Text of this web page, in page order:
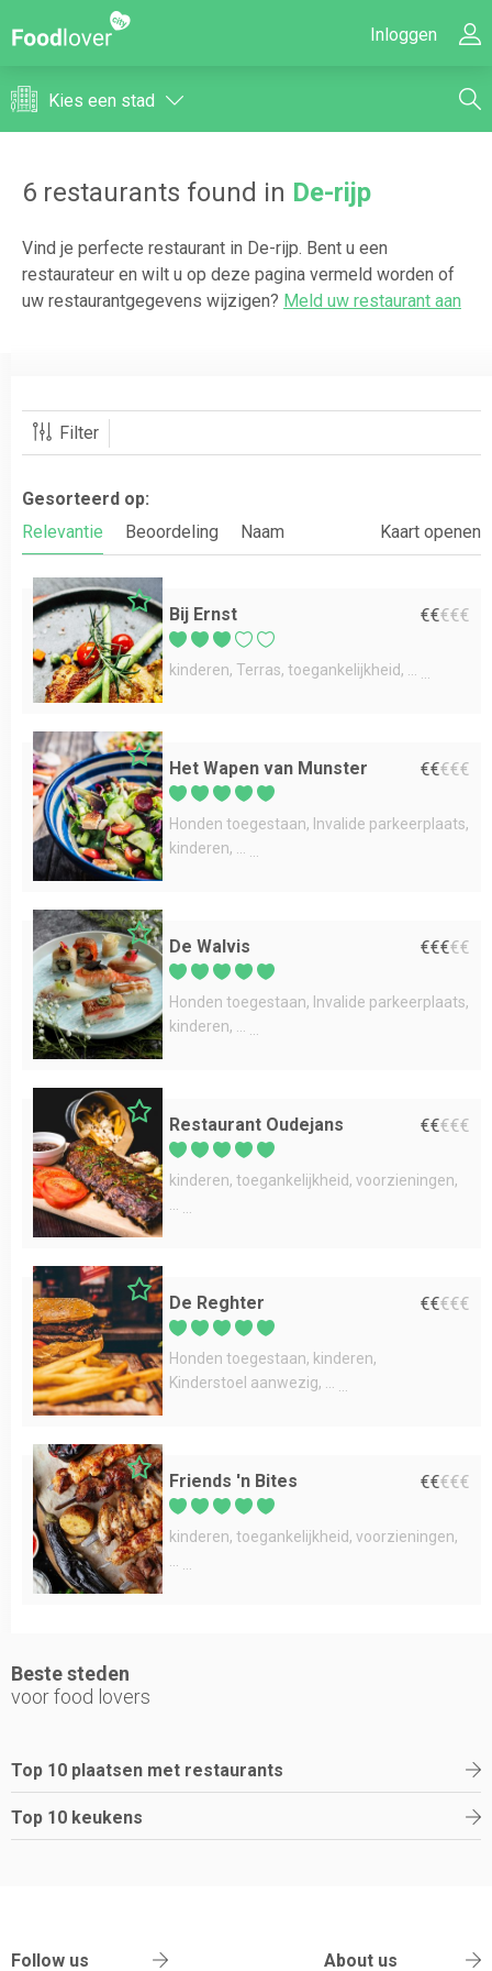
Inloggen
Kies een stad
6 restaurants found in De-rijp
Vind je perfecte restaurant in De-rijp. Bent u een
restaurateur en wilt u op deze pagina vermeld worden of
uw restaurantgegevens wijzigen? Meld uw restaurant aan
Filter
Gesorteerd op:
Relevantie
Beoordeling Naam Kaart openen
Bij Ernst €€€€€
kinderen Terras toegankelijkheid
Het Wapen van Munster €€€€€
Honden toegestaan
Invalide parkeerplaats
kinderen
De Walvis €€€€€
Honden toegestaan
Invalide parkeerplaats
kinderen
Restaurant Oudejans €€€€€
kinderen toegankelijkheid voorzieningen
De Reghter €€€€€
Honden toegestaan kinderen
Kinderstoel aanwezig
Friends 'n Bites €€€€€
kinderen toegankelijkheid voorzieningen
Beste steden
voor food lovers
Top 10 plaatsen met restaurants
Top 10 keukens
Follow us About us